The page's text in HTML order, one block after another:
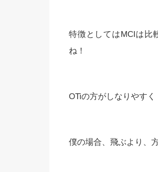
特徴としてはMCIは比
ね！
OTiの方がしなりやす
僕の場合、飛ぶより、